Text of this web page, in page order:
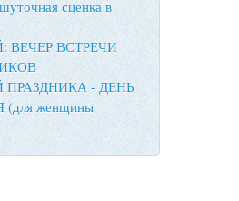
сценка в
ВЕЧЕР ВСТРЕЧИ
ПРАЗДНИКА - ДЕНЬ
женщины